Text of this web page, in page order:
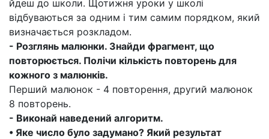
йдеш до школи. Щотижня уроки у школі
відбуваються за одним і тим самим порядком, який
визначається розкладом.
- Розглянь малюнки. Знайди фрагмент, що
повторюється. Полічи кількість повторень для
кожного з малюнків.
Перший малюнок - 4 повторення, другий малюнок
8 повторень.
- Виконай наведений алгоритм.
• Яке число було задумано? Який результат